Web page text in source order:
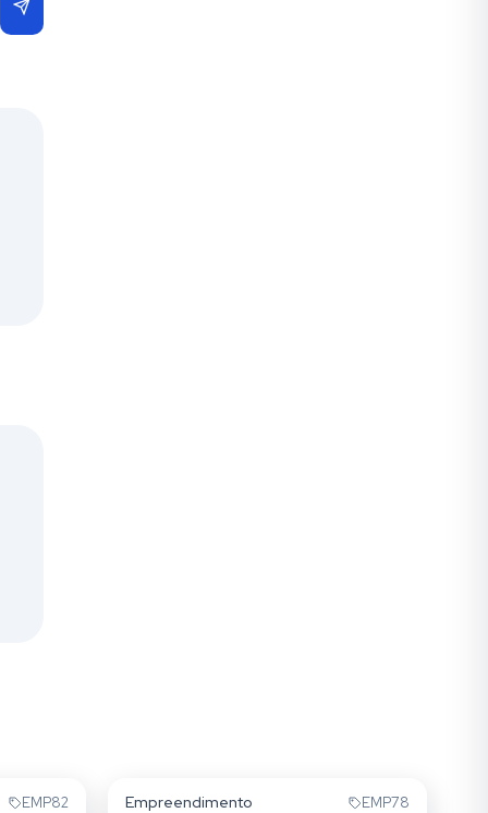
EMP82 Empreendimento EMP78